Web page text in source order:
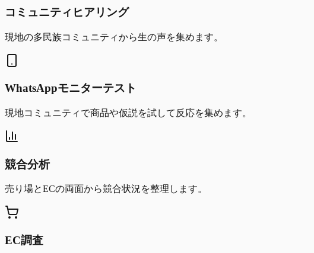
コミュニティヒアリング
現地の多民族コミュニティから生の声を集めます。
WhatsAppモニターテスト
現地コミュニティで商品や仮説を試して反応を集めます。
競合分析
売り場とECの両面から競合状況を整理します。
EC調査